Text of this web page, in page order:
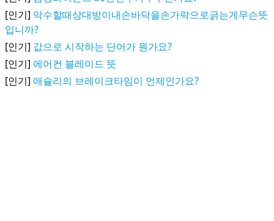
[인기] 악수할때상대방이내손바닥을손가락으로긁는게무슨뜻
입니까?
[인기] 값으로 시작하는 단어가 뭔가요?
[인기] 에어컨 블레이드 뜻
[인기] 애슐리의 브레이크타임이 언제인가요?